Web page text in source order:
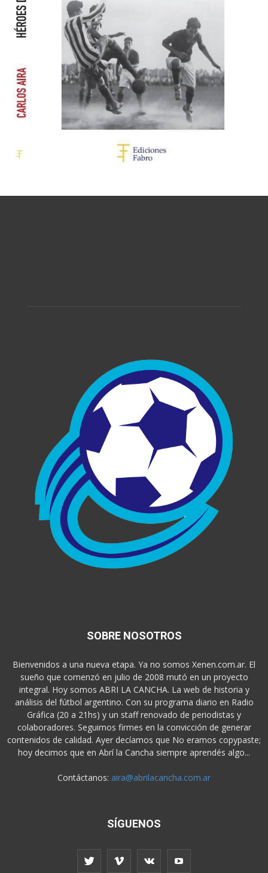
SOBRE NOSOTROS
Bienvenidos a una nueva etapa. Ya no somos Xenen.com.ar. El
sueño que comenzó en julio de 2008 mutó en un proyecto
integral. Hoy somos ABRI LA CANCHA. La web de historia y
análisis del fútbol argentino. Con su programa diario en Radio
Gráfica (20 a 21hs) y un staff renovado de periodistas y
colaboradores. Seguimos firmes en la convicción de generar
contenidos de calidad. Ayer decíamos que No eramos copypaste;
hoy decimos que en Abrí la Cancha siempre aprendés algo...
Contáctanos: aira@abrilacancha.com.ar
SÍGUENOS